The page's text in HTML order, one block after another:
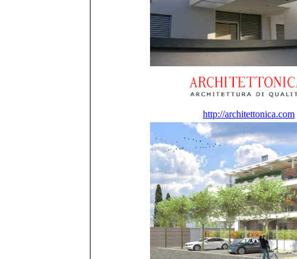
http://architettonica.com